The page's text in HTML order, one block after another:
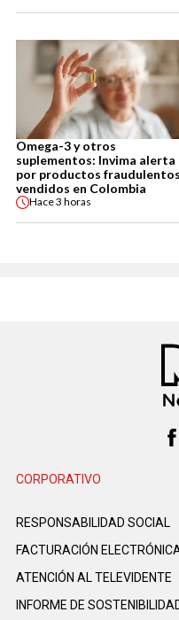
Omega-3 y otros
suplementos: Invima alerta
por productos fraudulentos
vendidos en Colombia
Hace3 horas
CORPORATIVO
RESPONSABILIDAD SOCIAL
FACTURACIÓN
ATENCIÓN AL TELEVIDENTE
INFORME DE